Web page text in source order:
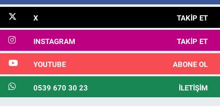
X TAKIP ET
INSTAGRAM TAKIP ET
YOUTUBE ABONE OL
0539 670 30 23 İLETIŞIM